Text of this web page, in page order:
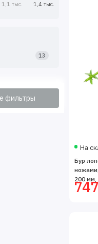
1,1 тыс. 1,4 тыс.
13
фильтры
На
Бур
200 мм,